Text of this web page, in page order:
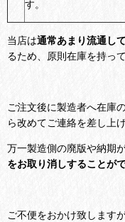
す。
当店は通常あまり流通し
るため、原則在庫を持っ
ご注文後に製造者へ在庫
ら改めてご連絡を差し上
万一製造側の廃版や納期
をお取り消しすることが
ご不便をおかけ致します